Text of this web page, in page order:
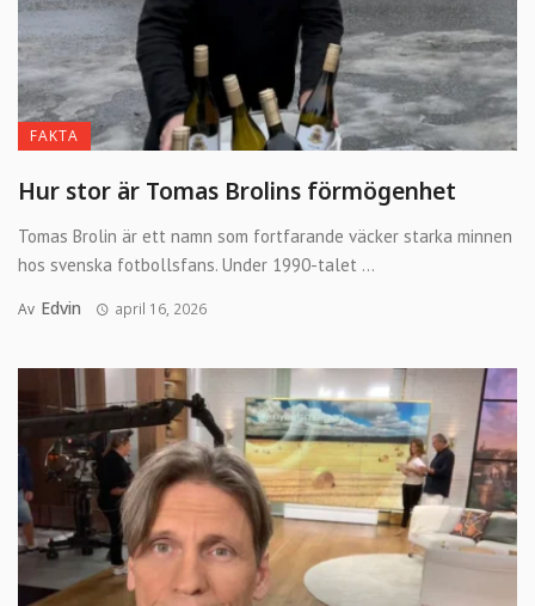
FAKTA
Hur stor är Tomas Brolins förmögenhet
Tomas Brolin är ett namn som fortfarande väcker starka minnen
hos svenska fotbollsfans. Under 1990-talet ...
Av Edvin april 16, 2026